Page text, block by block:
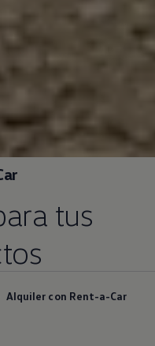
tus
Alquiler con Rent-a-Car